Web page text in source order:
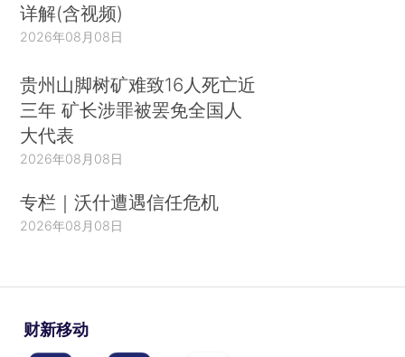
详解(含视频)
2026年08月08日
贵州山脚树矿难致16人死亡近
三年 矿长涉罪被罢免全国人
大代表
2026年08月08日
专栏｜沃什遭遇信任危机
2026年08月08日
财新移动